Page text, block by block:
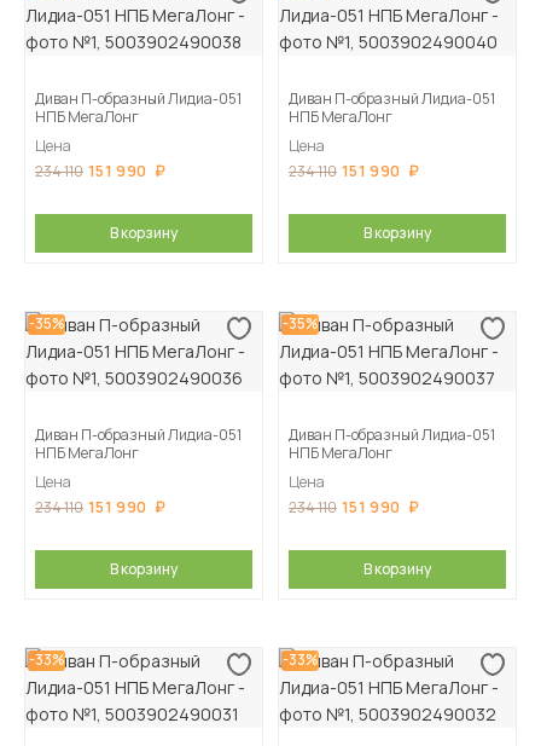
Диван П-образный Лидиа-051
НПБ МегаЛонг
Цена
234 110 151 990
В корзину
Диван П-образный Лидиа-051
НПБ МегаЛонг
Цена
234 110 151 990
В корзину
-35%
Диван П-образный Лидиа-051
НПБ МегаЛонг
Цена
234 110 151 990
В корзину
-35%
Диван П-образный Лидиа-051
НПБ МегаЛонг
Цена
234 110 151 990
В корзину
-33% -33%